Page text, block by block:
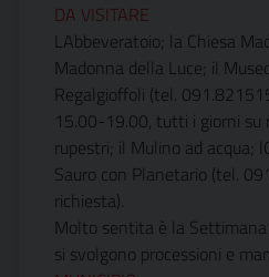
DA VISITARE
LAbbeveratoio; la Chiesa
Madonna della Luce; il
Regalgioffoli (tel.
15.00-19.00, tutti i giorni su
rupestri; il Mulino ad acqua;
Sauro con Planetario (tel.
richiesta).
Molto sentita è la
si svolgono processioni e